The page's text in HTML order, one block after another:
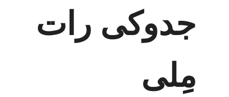
جدوکی رات
مِلی